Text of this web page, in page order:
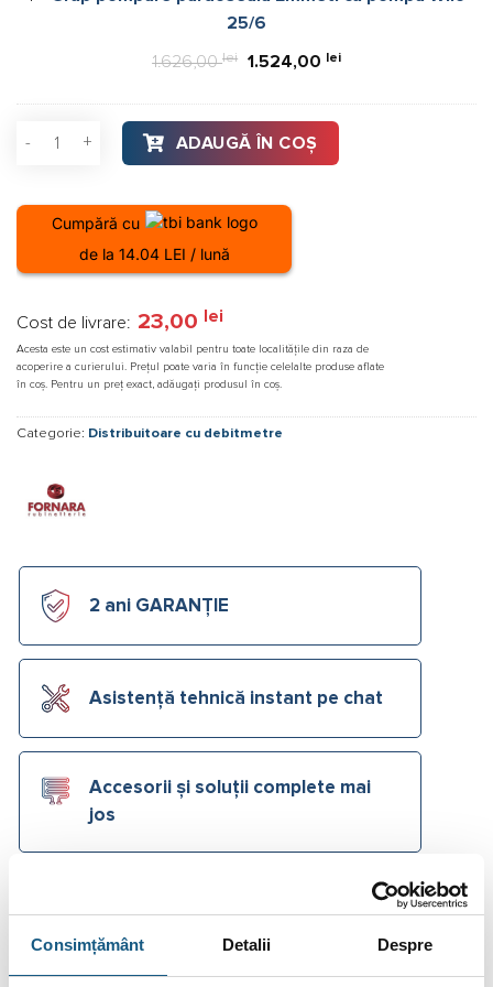
Consimțământ Detalii Despre
25/6
25/6
1.626,00lei
Prețul
fost:
1.626,00 lei.
1.524,00 leiPrețul
Cantitate Distribuitor încălzire in pardoseală din alama,
ADAUGĂ ÎN COȘ
Cumpără cu
de la 14.04 LEI / lună
Cost de livrare: 23,00 lei
Acesta este un cost estimativ valabil pentru toate localitățile din raza de
acoperire a curierului. Prețul poate varia în funcție celelalte produse aflate
în coș. Pentru un preț exact, adăugați produsul în coș.
Categorie: Distribuitoare cu debitmetre
2 ani GARANȚIE
Asistență tehnică instant pe chat
Accesorii și soluții complete mai
jos
Trimite-ne ocerere de ofertăacum! Cere Ofertă